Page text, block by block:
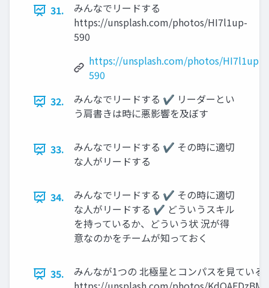
31.
みんなでリードする
https://unsplash.com/photos/HI7l1up-
590
https://unsplash.com/photos/HI7l1up-
590
32.
みんなでリードする ✔ リーダーとい
う肩書きは時に悪影響を及ぼす
33.
みんなでリードする ✔ その時に適切
な人がリードする
34.
みんなでリードする ✔ その時に適切
な人がリードする ✔ どういうスキル
を持っているか、どういう状 況が得
意なのかをチームが知っておく
35.
みんなが1つの 北極星とコンパスを見ている